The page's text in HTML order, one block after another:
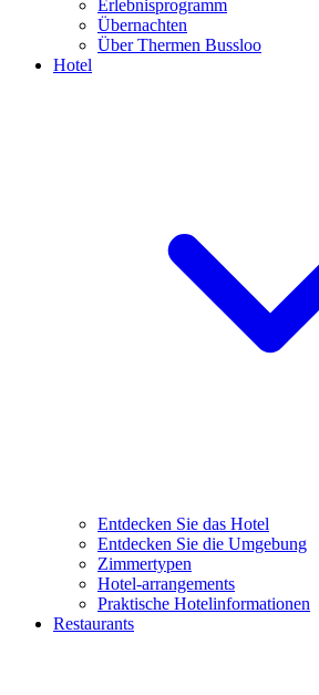
Erlebnisprogramm
Übernachten
Über Thermen Bussloo
Hotel
Entdecken Sie das Hotel
Entdecken Sie die Umgebung
Zimmertypen
Hotel-arrangements
Praktische Hotelinformationen
Restaurants